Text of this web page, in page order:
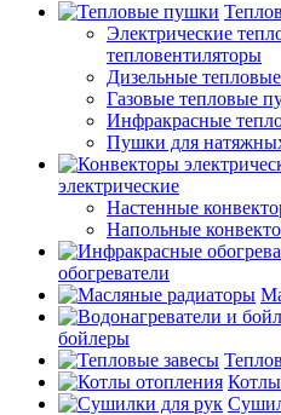
Электрические
тепловентиляторы
Дизельные
Газовые тепловые
Инфракрасные
Пушки для
электрические
Настенные
Напольные
обогреватели
бойлеры